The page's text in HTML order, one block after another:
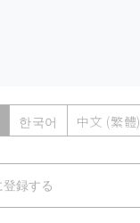
한국어 中文 (繁體)